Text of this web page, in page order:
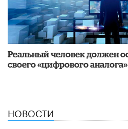
Реальный человек должен
своего «цифрового аналога»
НОВОСТИ